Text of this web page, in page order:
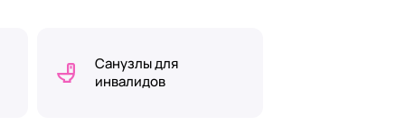
Санузлы для
инвалидов